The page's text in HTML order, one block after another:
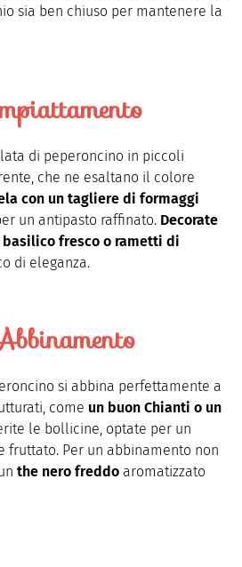
sia ben chiuso per mantenere la
di peperoncino in piccoli
che ne esaltano il colore
con un tagliere di formaggi
un antipasto raffinato. Decorate
fresco o rametti di
di eleganza.
si abbina perfettamente a
come un buon Chianti o un
le bollicine, optate per un
fruttato. Per un abbinamento non
the nero freddo aromatizzato